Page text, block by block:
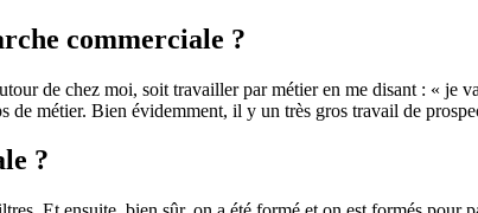
commerciale ?
de chez moi, soit travailler par métier en me disant : « je
de métier. Bien évidemment, il y un très gros travail de
?